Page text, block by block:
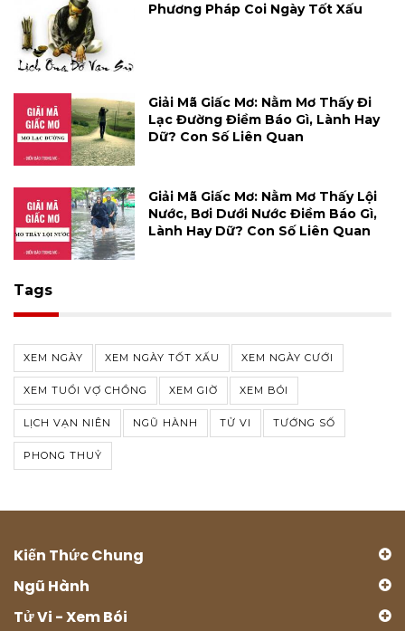
Phương Pháp Coi Ngày Tốt Xấu
Giải Mã Giấc Mơ: Nằm Mơ Thấy Đi
Lạc Đường Điềm Báo Gì, Lành Hay
Dữ? Con Số Liên Quan
Giải Mã Giấc Mơ: Nằm Mơ Thấy Lội
Nước, Bơi Dưới Nước Điềm Báo Gì,
Lành Hay Dữ? Con Số Liên Quan
Tags
XEM NGÀY XEM NGÀY TỐT XẤU XEM NGÀY CƯỚI
XEM TUỔI VỢ CHỒNG XEM GIỜ XEM BÓI
LỊCH VẠN NIÊN NGŨ HÀNH TỬ VI TƯỚNG SỐ
PHONG THUỶ
Kiến Thức Chung
Ngũ Hành
Tử Vi - Xem Bói